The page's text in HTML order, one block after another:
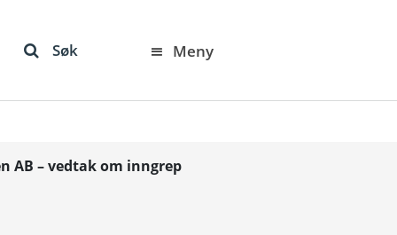
Søk Meny
AB – vedtak om inngrep